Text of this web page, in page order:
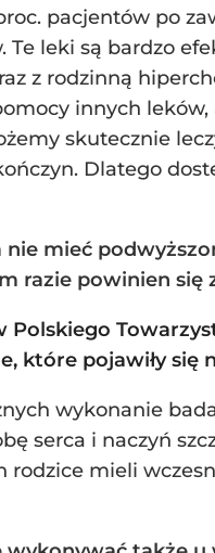
pacjentów po
Te leki są bardzo
z rodzinną
innych
skutecznie
Dlatego
nie mieć
razie powinien się
Polskiego
które pojawiły się
wykonanie
serca i naczyń
mieli